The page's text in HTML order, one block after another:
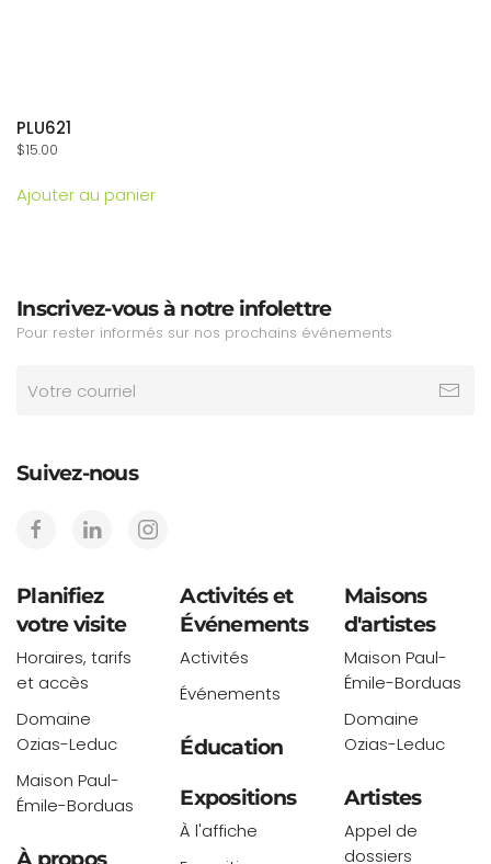
PLU621
$15.00
Ajouter au panier
Inscrivez-vous à notre infolettre
Pour rester informés sur nos prochains événements
Suivez-nous
Planifiez
votre visite
Horaires, tarifs
et accès
Domaine
Ozias-Leduc
Maison Paul-
Émile-Borduas
Activités et
Événements
Activités
Événements
Éducation
Expositions
À l'affiche
Maisons
d'artistes
Maison Paul-
Émile-Borduas
Domaine
Ozias-Leduc
Artistes
Appel de
dossiers